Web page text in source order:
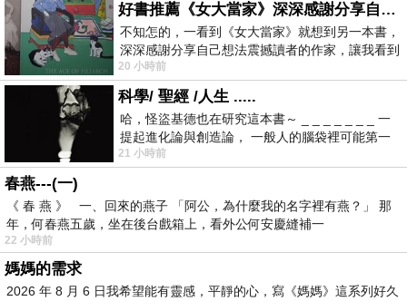
好書推薦《女大當家》深深感謝分享自己想法震撼讀者的作家，讓我看到不同樣貌的家庭！
不知怎的，一看到《女大當家》就想到另一本書，
深深感謝分享自己想法震撼讀者的作家，讓我看到
不同樣貌的家庭！ 《女大
20 小時前
科學/ 聖經 /人生 .....
哈，怪盜基德也在研究這本書～ _ _ _ _ _ _ _ 一
提起進化論與創造論， 一般人的腦袋裡可能第一
時間就有「 進化論很科
21 小時前
春燕---(一)
《 春 燕 》 一、回來的燕子 「阿公，為什麼我的名字裡有燕？」 那
年，何春燕五歲，坐在後台戲箱上，看外公何安慶縫補一
22 小時前
媽媽的需求
2026 年 8 月 6 日我希望能有靈感，平靜的心，寫《媽媽》這系列好久